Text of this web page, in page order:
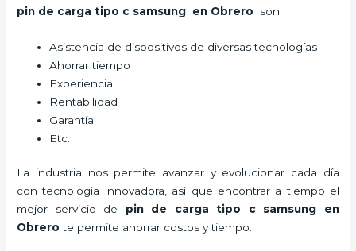
pin de carga tipo c samsung en Obrero son:
Asistencia de dispositivos de diversas tecnologías
Ahorrar tiempo
Experiencia
Rentabilidad
Garantía
Etc.
La industria nos permite avanzar y evolucionar cada día
con tecnología innovadora, así que encontrar a tiempo el
mejor servicio de pin de carga tipo c samsung
en
Obrero te permite ahorrar costos y tiempo.